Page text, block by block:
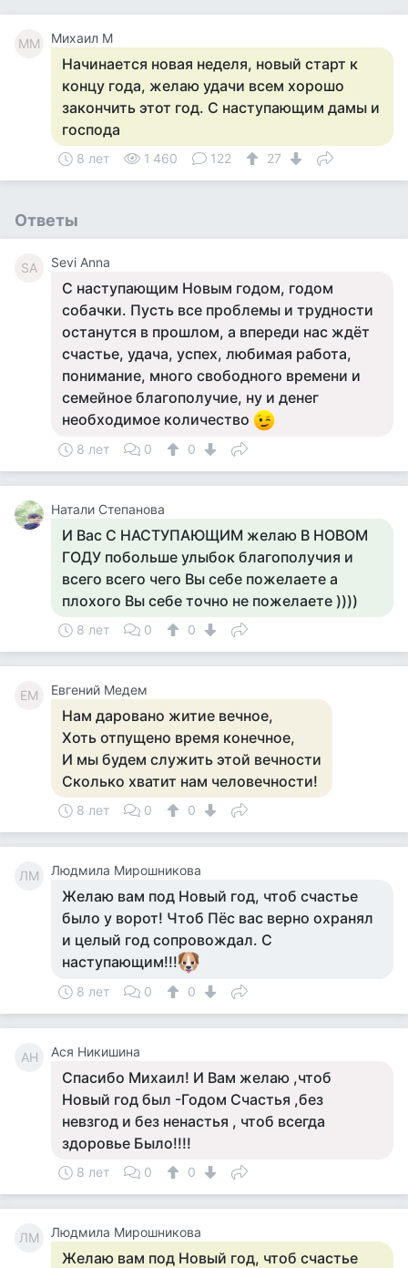
ММ Михаил М
Начинается новая неделя, новый старт к
концу года, желаю удачи всем хорошо
закончить этот год. С наступающим дамы и
господа
8 лет 1 460 122 27
Ответы
SA Sevi Anna
С наступающим Новым годом, годом
собачки. Пусть все проблемы и трудности
останутся в прошлом, а впереди нас ждёт
счастье, удача, успех, любимая работа,
понимание, много свободного времени и
семейное благополучие, ну и денег
необходимое количество
8 лет 0 0
Натали Степанова
И Вас С НАСТУПАЮЩИМ желаю В НОВОМ
ГОДУ побольше улыбок благополучия и
всего всего чего Вы себе пожелаете а
плохого Вы себе точно не пожелаете ))))
8 лет 0 0
ЕМ Евгений Медем
Нам даровано житие вечное,
Хоть отпущено время конечное,
И мы будем служить этой вечности
Сколько хватит нам человечности!
8 лет 0 0
ЛМ Людмила Мирошникова
Желаю вам под Новый год, чтоб счастье
было у ворот! Чтоб Пёс вас верно охранял
и целый год сопровождал. С
наступающим!!!
8 лет 0 0
АН Ася Никишина
Спасибо Михаил! И Вам желаю ,чтоб
Новый год был -Годом Счастья ,без
невзгод и без ненастья , чтоб всегда
здоровье Было!!!!
8 лет 0 0
ЛМ Людмила Мирошникова
Желаю вам под Новый год, чтоб счастье